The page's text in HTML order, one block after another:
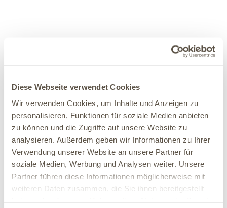
Diese Webseite verwendet Cookies
Wir verwenden Cookies, um Inhalte und Anzeigen zu
personalisieren, Funktionen für soziale Medien anbieten
zu können und die Zugriffe auf unsere Website zu
analysieren. Außerdem geben wir Informationen zu Ihrer
Verwendung unserer Website an unsere Partner für
soziale Medien, Werbung und Analysen weiter. Unsere
Partner führen diese Informationen möglicherweise mit
weiteren Daten zusammen, die Sie ihnen bereitgestellt
2 0
1 0
Kundenbewertungen
für "EQUI ENERGY PLUS - 1 Liter"